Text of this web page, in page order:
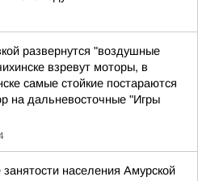
развернутся "воздушные
взревут моторы, в
самые стойкие постараются
на дальневосточные "Игры
населения Амурской